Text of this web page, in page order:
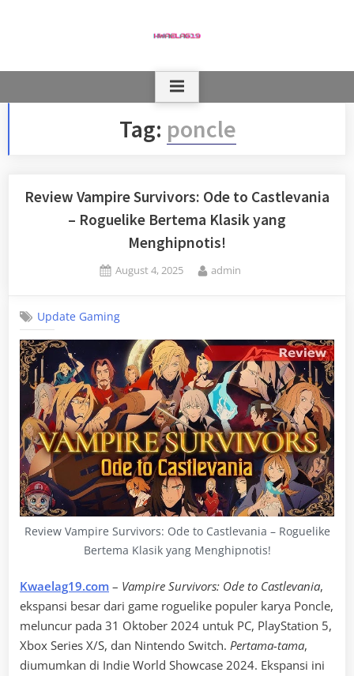
Tag: poncle
Review Vampire Survivors: Ode to Castlevania
– Roguelike Bertema Klasik yang
Menghipnotis!
Posted
August 4, 2025 By
admin
Update Gaming
Review Vampire Survivors: Ode to Castlevania – Roguelike
Bertema Klasik yang Menghipnotis!
Kwaelag19.com – Vampire Survivors: Ode to Castlevania,
ekspansi besar dari game roguelike populer karya Poncle,
meluncur pada 31 Oktober 2024 untuk PC, PlayStation 5,
Xbox Series X/S, dan Nintendo Switch. Pertama-tama,
diumumkan di Indie World Showcase 2024. Ekspansi ini